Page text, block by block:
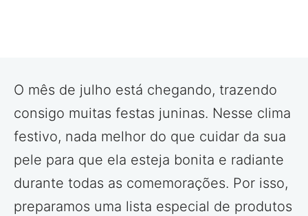
O mês de julho está chegando, trazendo
consigo muitas festas juninas. Nesse clima
festivo, nada melhor do que cuidar da sua
pele para que ela esteja bonita e radiante
durante todas as comemorações. Por isso,
preparamos uma lista especial de produtos